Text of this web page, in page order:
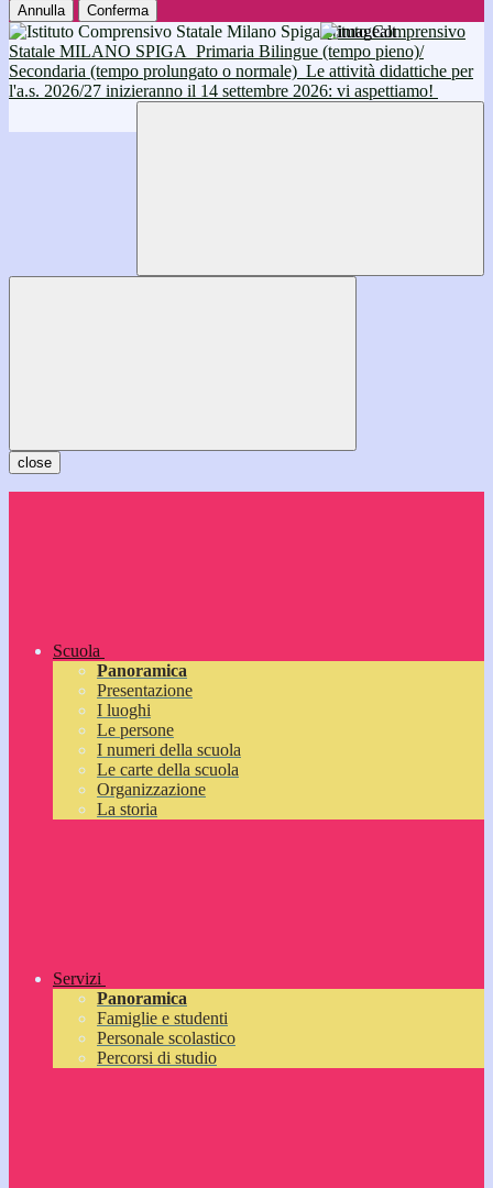
Annulla Conferma
Istituto Comprensivo
Statale MILANO SPIGA Primaria Bilingue (tempo pieno)/
Secondaria (tempo prolungato o normale) Le attività didattiche per
l'a.s. 2026/27 inizieranno il 14 settembre 2026: vi aspettiamo!
close
Scuola
Panoramica
Presentazione
I luoghi
Le persone
I numeri della scuola
Le carte della scuola
Organizzazione
La storia
Servizi
Panoramica
Famiglie e studenti
Personale scolastico
Percorsi di studio